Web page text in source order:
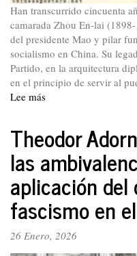
Han transcurrido cincuenta
camarada Zhou En-lai
del presidente Mao y pilar
socialismo en China. Su
Partido, en la arquitectura
en el principio de servir al
Lee más
del
camarada
Zhou
En-
lai
Theodor
las
aplicación
fascismo en
26 Enero, 2026